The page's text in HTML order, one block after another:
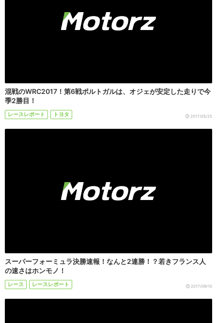
混戦のWRC2017！第6戦ポルトガルは、オジェが安定した走りで今
季2勝目！
レースレポート トヨタ 2017/05/25
スーパーフォーミュラ決勝速報！なんと2連勝！？若きフランス人
の速さはホンモノ！
レース レースレポート 2017/09/10